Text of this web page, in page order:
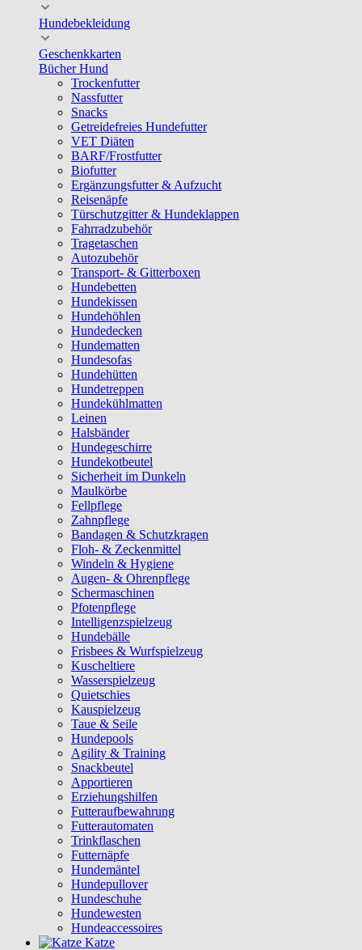
Hundebekleidung
Geschenkkarten
Bücher Hund
Trockenfutter
Nassfutter
Snacks
Getreidefreies Hundefutter
VET Diäten
BARF/Frostfutter
Biofutter
Ergänzungsfutter & Aufzucht
Reisenäpfe
Türschutzgitter & Hundeklappen
Fahrradzubehör
Tragetaschen
Autozubehör
Transport- & Gitterboxen
Hundebetten
Hundekissen
Hundehöhlen
Hundedecken
Hundematten
Hundesofas
Hundehütten
Hundetreppen
Hundekühlmatten
Leinen
Halsbänder
Hundegeschirre
Hundekotbeutel
Sicherheit im Dunkeln
Maulkörbe
Fellpflege
Zahnpflege
Bandagen & Schutzkragen
Floh- & Zeckenmittel
Windeln & Hygiene
Augen- & Ohrenpflege
Schermaschinen
Pfotenpflege
Intelligenzspielzeug
Hundebälle
Frisbees & Wurfspielzeug
Kuscheltiere
Wasserspielzeug
Quietschies
Kauspielzeug
Taue & Seile
Hundepools
Agility & Training
Snackbeutel
Apportieren
Erziehungshilfen
Futteraufbewahrung
Futterautomaten
Trinkflaschen
Futternäpfe
Hundemäntel
Hundepullover
Hundeschuhe
Hundewesten
Hundeaccessoires
Katze